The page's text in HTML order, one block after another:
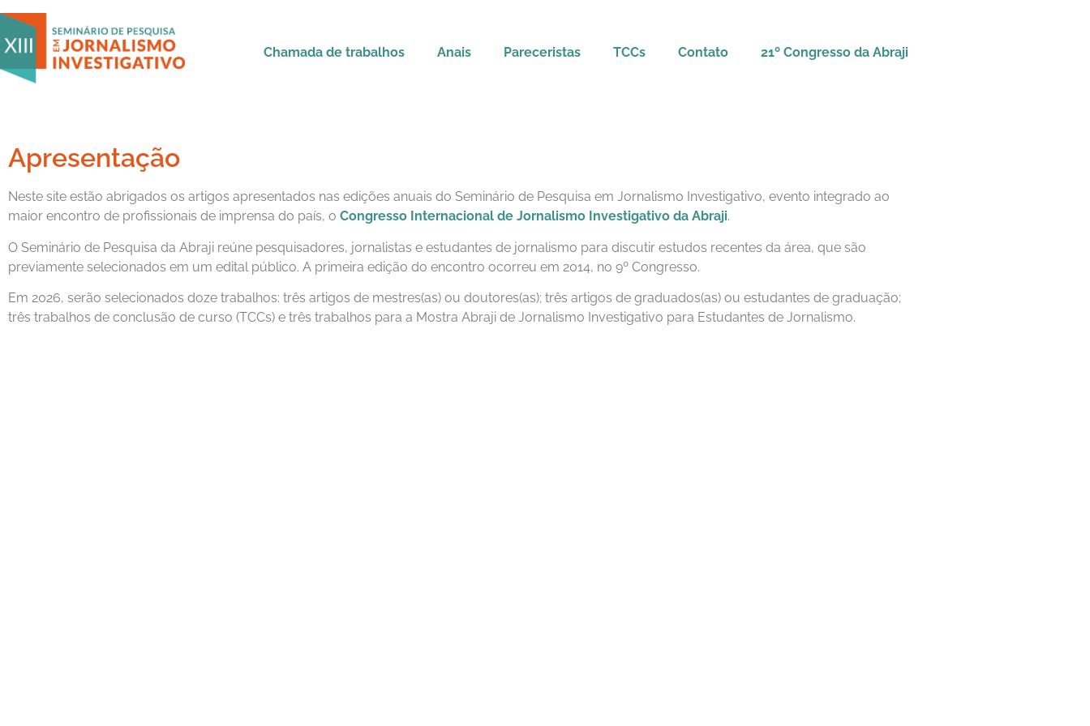
Chamada de trabalhos Anais Pareceristas TCCs Contato 21º Congresso da Abraji
Apresentação
Neste site estão abrigados os artigos apresentados nas edições anuais do Seminário de Pesquisa em Jornalismo Investigativo, evento integrado ao
maior encontro de profissionais de imprensa do país, o Congresso Internacional de Jornalismo Investigativo da Abraji.
O Seminário de Pesquisa da Abraji reúne pesquisadores, jornalistas e estudantes de jornalismo para discutir estudos recentes da área, que são
previamente selecionados em um edital público. A primeira edição do encontro ocorreu em 2014, no 9º Congresso.
Em 2026, serão selecionados doze trabalhos: três artigos de mestres(as) ou doutores(as); três artigos de graduados(as) ou estudantes de graduação;
três trabalhos de conclusão de curso (TCCs) e três trabalhos para a Mostra Abraji de Jornalismo Investigativo para Estudantes de Jornalismo.